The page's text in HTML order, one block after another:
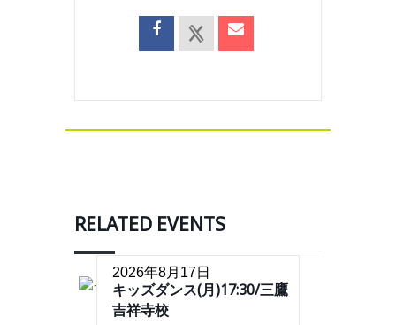
RELATED EVENTS
2026年8月17日
キッズダンス(月)17:30/三鷹
吉祥寺校